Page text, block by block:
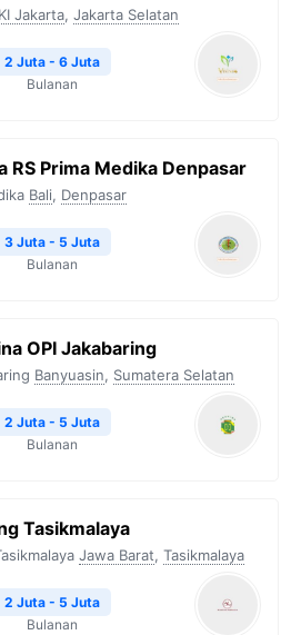
Jakarta, Jakarta Selatan
2 Juta - 6 Juta
Bulanan
RS Prima Medika Denpasar
Bali, Denpasar
3 Juta - 5 Juta
Bulanan
OPI Jakabaring
Banyuasin, Sumatera Selatan
2 Juta - 5 Juta
Bulanan
Tasikmalaya
Jawa Barat, Tasikmalaya
2 Juta - 5 Juta
Bulanan